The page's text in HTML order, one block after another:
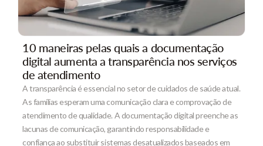
10 maneiras pelas quais a documentação
digital aumenta a transparência nos serviços
de atendimento
A transparência é essencial no setor de cuidados de saúde atual.
As famílias esperam uma comunicação clara e comprovação de
atendimento de qualidade. A documentação digital preenche as
lacunas de comunicação, garantindo responsabilidade e
confiança ao substituir sistemas desatualizados baseados em